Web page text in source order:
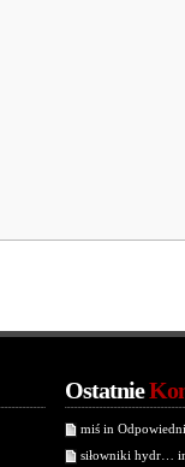
Ostatnie
miś in
siłowniki hydr…